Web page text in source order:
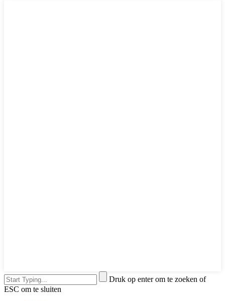
Druk op enter om te zoeken of
ESC om te sluiten